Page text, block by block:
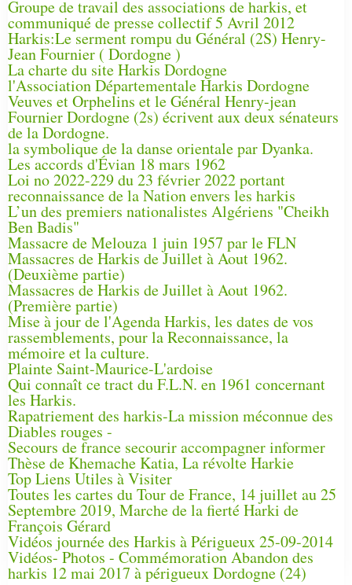
Groupe de travail des associations de harkis, et
communiqué de presse collectif 5 Avril 2012
Harkis:Le serment rompu du Général (2S) Henry-
Jean Fournier ( Dordogne )
La charte du site Harkis Dordogne
l'Association Départementale Harkis Dordogne
Veuves et Orphelins et le Général Henry-jean
Fournier Dordogne (2s) écrivent aux deux sénateurs
de la Dordogne.
la symbolique de la danse orientale par Dyanka.
Les accords d'Évian 18 mars 1962
Loi no 2022-229 du 23 février 2022 portant
reconnaissance de la Nation envers les harkis
L’un des premiers nationalistes Algériens "Cheikh
Ben Badis"
Massacre de Melouza 1 juin 1957 par le FLN
Massacres de Harkis de Juillet à Aout 1962.
(Deuxième partie)
Massacres de Harkis de Juillet à Aout 1962.
(Première partie)
Mise à jour de l'Agenda Harkis, les dates de vos
rassemblements, pour la Reconnaissance, la
mémoire et la culture.
Plainte Saint-Maurice-L'ardoise
Qui connaît ce tract du F.L.N. en 1961 concernant
les Harkis.
Rapatriement des harkis-La mission méconnue des
Diables rouges -
Secours de france secourir accompagner informer
Thèse de Khemache Katia, La révolte Harkie
Top Liens Utiles à Visiter
Toutes les cartes du Tour de France, 14 juillet au 25
Septembre 2019, Marche de la fierté Harki de
François Gérard
Vidéos journée des Harkis à Périgueux 25-09-2014
Vidéos- Photos - Commémoration Abandon des
harkis 12 mai 2017 à périgueux Dordogne (24)